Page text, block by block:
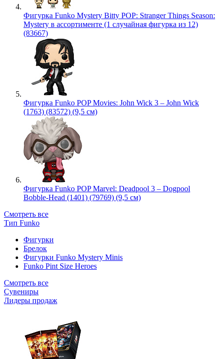
Фигурка Funko Mystery Bitty POP: Stranger Things Season:
Mystery в ассортименте (1 случайная фигурка из 12)
(83667)
Фигурка Funko POP Movies: John Wick 3 – John Wick
(1763) (83572) (9,5 см)
Фигурка Funko POP Marvel: Deadpool 3 – Dogpool
Bobble-Head (1401) (79769) (9,5 см)
Смотреть все
Тип Funko
Фигурки
Брелок
Фигурки Funko Mystery Minis
Funko Pint Size Heroes
Смотреть все
Сувениры
Лидеры продаж